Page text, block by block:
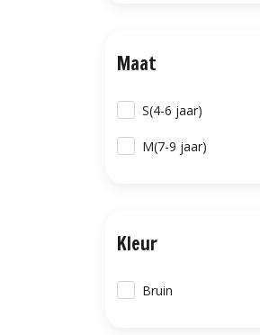
Maat
S(4-6 jaar)
M(7-9 jaar)
Kleur
Bruin